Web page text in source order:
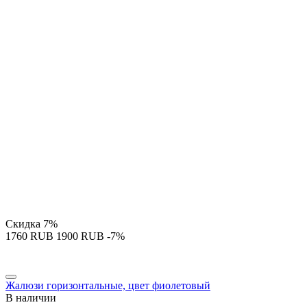
Скидка 7%
‍1760‍ RUB ‍1900‍ RUB -7%
Жалюзи горизонтальные, цвет фиолетовый
В наличии